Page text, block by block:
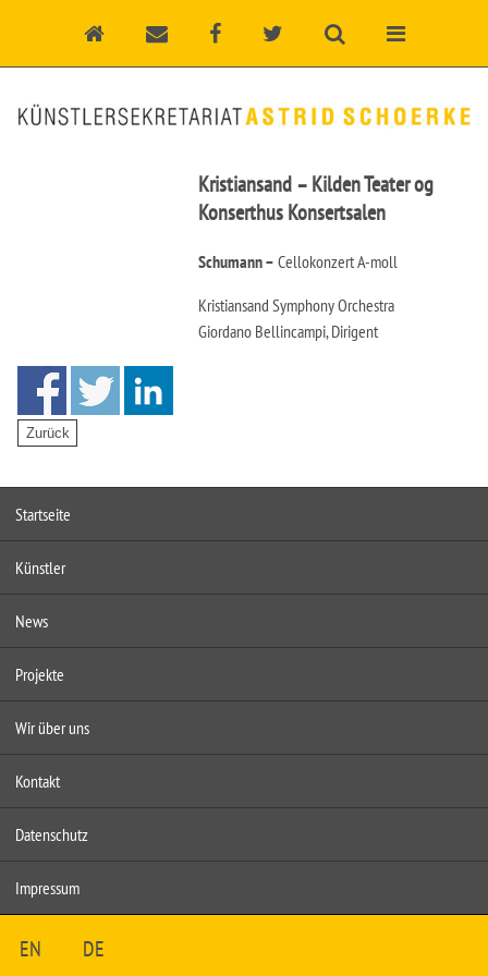
Kristiansand – Kilden Teater og
Konserthus Konsertsalen
Schumann – Cellokonzert A-moll
Kristiansand Symphony Orchestra
Giordano Bellincampi, Dirigent
Startseite
Künstler
News
Projekte
Wir über uns
Kontakt
Datenschutz
Impressum
EN DE